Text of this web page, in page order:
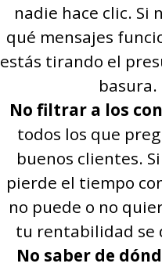
nadie hace clic. Si
qué mensajes
estás tirando el
basura.
No filtrar a los
todos los que
buenos clientes.
pierde el tiempo
no puede o no
tu rentabilidad se
No saber de